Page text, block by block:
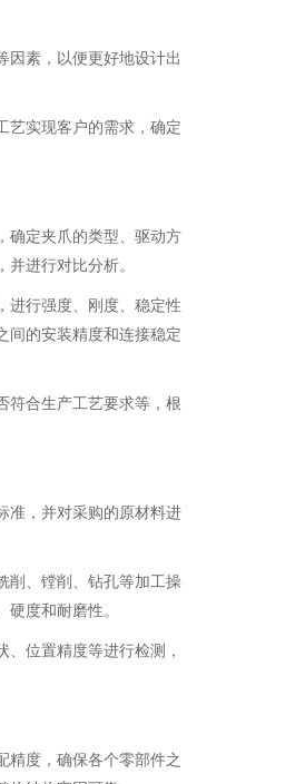
因素，以便更好地设计出
艺实现客户的需求，确定
确定夹爪的类型、驱动方
进行对比分析。
进行强度、刚度、稳定性
间的安装精度和连接稳定
符合生产工艺要求等，根
准，并对采购的原材料进
削、镗削、钻孔等加工操
度和耐磨性。
位置精度等进行检测，
精度，确保各个零部件之